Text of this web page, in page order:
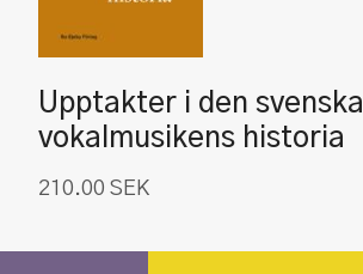
Upptakter i den svenska
vokalmusikens historia
210.00 SEK